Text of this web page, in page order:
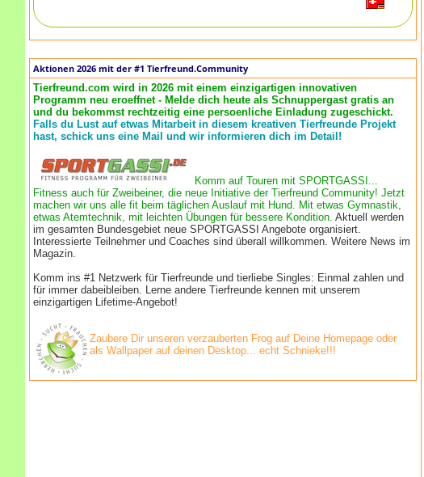
Aktionen 2026 mit der #1 Tierfreund.Community
Tierfreund.com wird in 2026 mit einem einzigartigen innovativen
Programm neu eroeffnet - Melde dich heute als Schnuppergast gratis an
und du bekommst rechtzeitig eine persoenliche Einladung zugeschickt.
Falls du Lust auf etwas Mitarbeit in diesem kreativen Tierfreunde Projekt
hast, schick uns eine Mail und wir informieren dich im Detail!
Komm auf Touren mit SPORTGASSI...
Fitness auch für Zweibeiner, die neue Initiative der Tierfreund Community! Jetzt
machen wir uns alle fit beim täglichen Auslauf mit Hund. Mit etwas Gymnastik,
etwas Atemtechnik, mit leichten Übungen für bessere Kondition. Aktuell werden
im gesamten Bundesgebiet neue SPORTGASSI Angebote organisiert.
Interessierte Teilnehmer und Coaches sind überall willkommen. Weitere News im
Magazin.
Komm ins #1 Netzwerk für Tierfreunde und tierliebe Singles: Einmal zahlen und
für immer dabeibleiben. Lerne andere Tierfreunde kennen mit unserem
einzigartigen Lifetime-Angebot!
Zaubere Dir unseren verzauberten Frog auf Deine Homepage oder
als Wallpaper auf deinen Desktop... echt Schnieke!!!